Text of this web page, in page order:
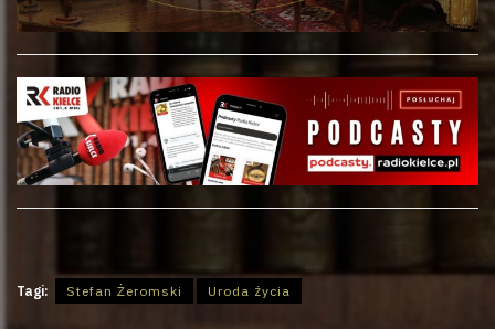
Tagi: Stefan Żeromski Uroda życia